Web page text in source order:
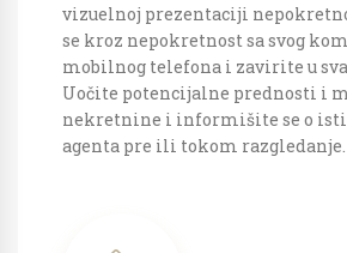
vizuelnoj prezentaciji
se kroz nepokretnost sa svog
mobilnog telefona i zavirite u
Uočite potencijalne prednosti i
nekretnine i informišite se o
agenta pre ili tokom razgledanje.